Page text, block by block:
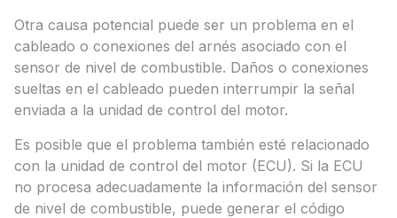
Otra causa potencial puede ser un problema en el
cableado o conexiones del arnés asociado con el
sensor de nivel de combustible. Daños o conexiones
sueltas en el cableado pueden interrumpir la señal
enviada a la unidad de control del motor.
Es posible que el problema también esté relacionado
con la unidad de control del motor (ECU). Si la ECU
no procesa adecuadamente la información del sensor
de nivel de combustible, puede generar el código